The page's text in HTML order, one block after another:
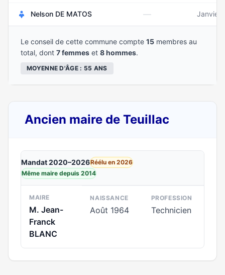
Nelson DE MATOS — Janvier
Le conseil de cette commune compte 15 membres au
total, dont 7 femmes et 8 hommes.
MOYENNE D'ÂGE : 55 ANS
Ancien maire de Teuillac
Mandat 2020–2026Réélu en 2026
Même maire depuis 2014
MAIRE
M. Jean-
Franck
BLANC
NAISSANCE
Août 1964
PROFESSION
Technicien